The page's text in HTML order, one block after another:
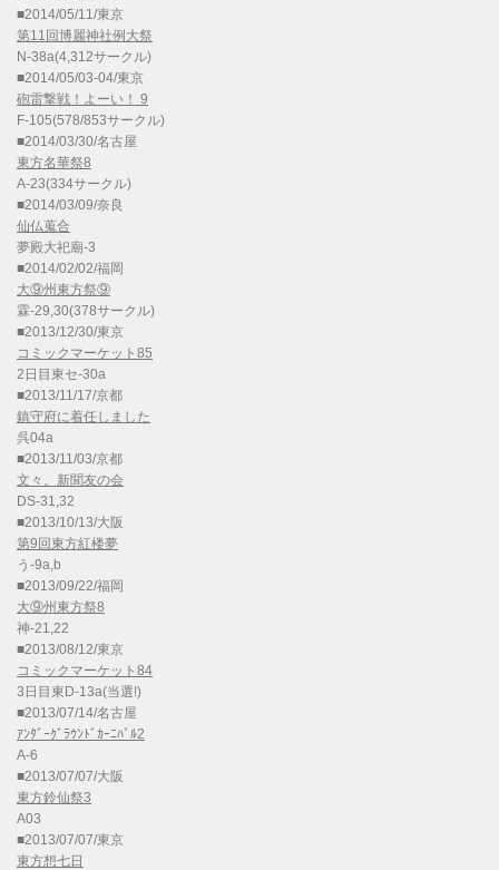
■2014/05/11/東京
第11回博麗神社例大祭
N-38a(4,312サークル)
■2014/05/03-04/東京
砲雷撃戦！よーい！ 9
F-105(578/853サークル)
■2014/03/30/名古屋
東方名華祭8
A-23(334サークル)
■2014/03/09/奈良
仙仏蒐合
夢殿大祀廟-3
■2014/02/02/福岡
大⑨州東方祭⑨
霖-29,30(378サークル)
■2013/12/30/東京
コミックマーケット85
2日目東セ-30a
■2013/11/17/京都
鎮守府に着任しました
呉04a
■2013/11/03/京都
文々。新聞友の会
DS-31,32
■2013/10/13/大阪
第9回東方紅楼夢
う-9a,b
■2013/09/22/福岡
大⑨州東方祭8
神-21,22
■2013/08/12/東京
コミックマーケット84
3日目東D-13a(当選!)
■2013/07/14/名古屋
ｱﾝﾀﾞｰｸﾞﾗｳﾝﾄﾞｶｰﾆﾊﾞﾙ2
A-6
■2013/07/07/大阪
東方鈴仙祭3
A03
■2013/07/07/東京
東方想七日